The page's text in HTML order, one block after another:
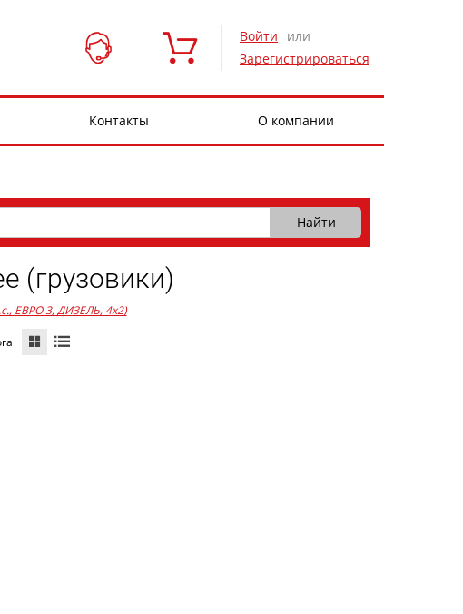
Войти
или
Зарегистрироваться
Контакты О компании
(грузовики)
ЕВРО 3, ДИЗЕЛЬ, 4x2)